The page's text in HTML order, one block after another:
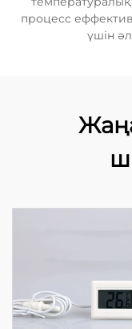
процесс
үшін